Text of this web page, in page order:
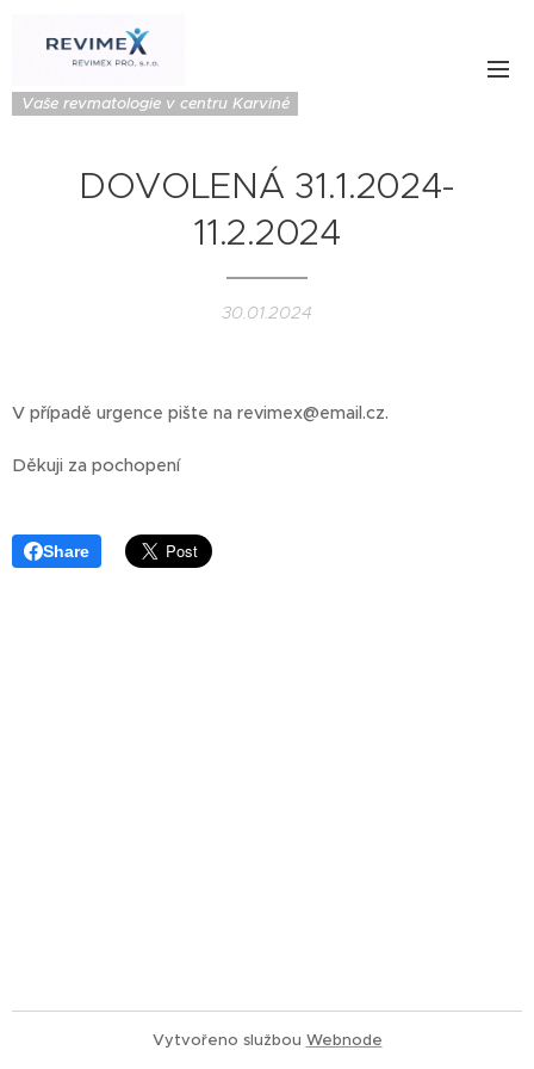
Vaše revmatologie v centru Karviné
DOVOLENÁ 31.1.2024-
11.2.2024
30.01.2024
V případě urgence pište na revimex@email.cz.
Děkuji za pochopení
Share
Vytvořeno službou Webnode